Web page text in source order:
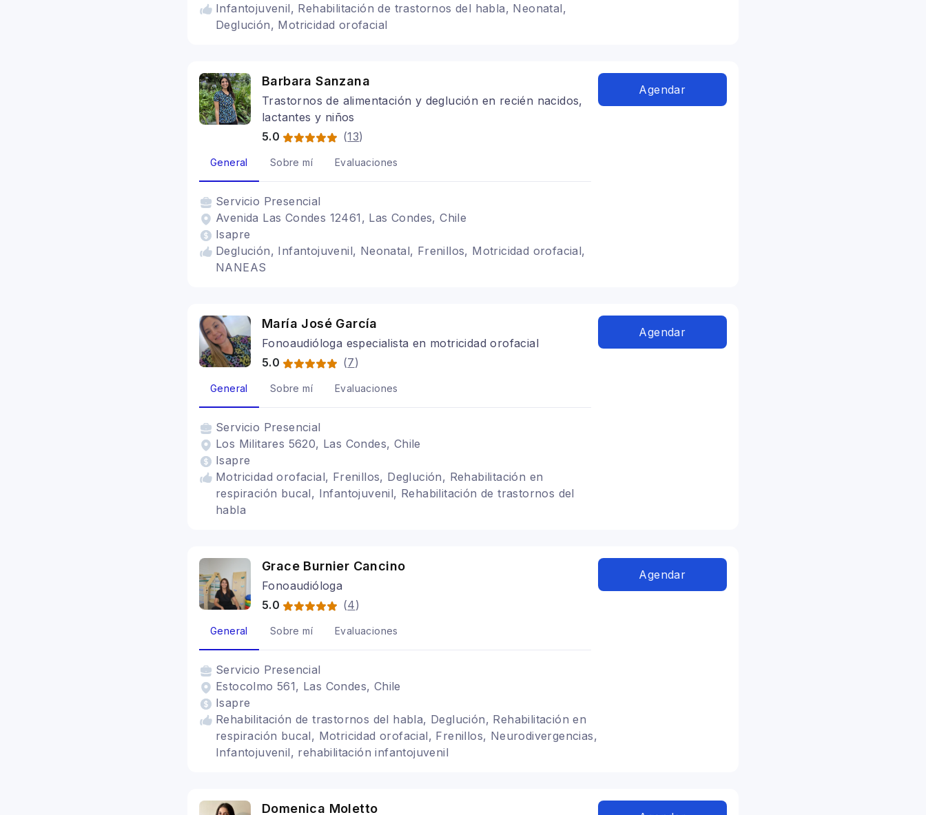
Infantojuvenil, Rehabilitación de trastornos del habla, Neonatal,
Deglución, Motricidad orofacial
Barbara Sanzana
Trastornos de alimentación y deglución en recién nacidos,
lactantes y niños
5.0
(13)
General Sobre mí Evaluaciones
Servicio Presencial
Avenida Las Condes 12461, Las Condes, Chile
Isapre
Deglución, Infantojuvenil, Neonatal, Frenillos, Motricidad orofacial,
NANEAS
Agendar
María José García
Fonoaudióloga especialista en motricidad orofacial
5.0
(7)
General Sobre mí Evaluaciones
Servicio Presencial
Los Militares 5620, Las Condes, Chile
Isapre
Motricidad orofacial, Frenillos, Deglución, Rehabilitación en
respiración bucal, Infantojuvenil, Rehabilitación de trastornos del
habla
Agendar
Grace Burnier Cancino
Fonoaudióloga
5.0
(4)
General Sobre mí Evaluaciones
Servicio Presencial
Estocolmo 561, Las Condes, Chile
Isapre
Rehabilitación de trastornos del habla, Deglución, Rehabilitación en
respiración bucal, Motricidad orofacial, Frenillos, Neurodivergencias,
Infantojuvenil, rehabilitación infantojuvenil
Agendar
Domenica Moletto